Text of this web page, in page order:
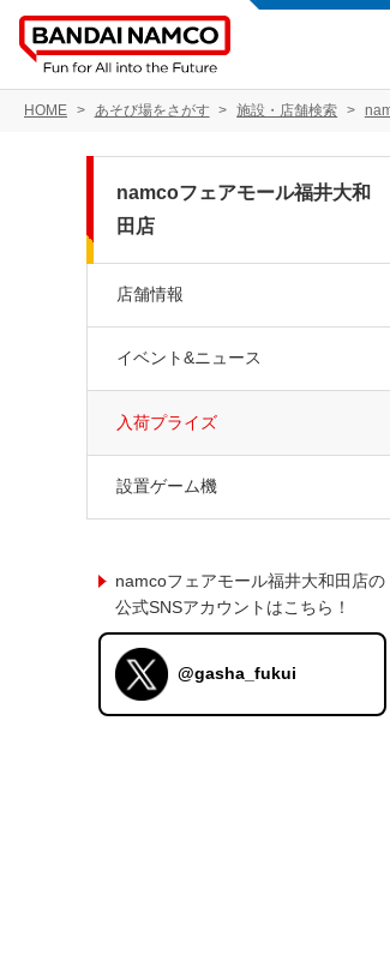
HOME あそび場をさがす 施設・店舗検索
namcoフェアモール福井大和
田店
店舗情報
イベント&ニュース
入荷プライズ
設置ゲーム機
namcoフェアモール福井大和田店の
公式SNSアカウントはこちら！
@gasha_fukui